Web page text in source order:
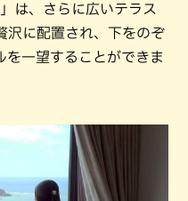
は、さらに広いテラス
沢に配置され、下をのぞ
を一望することができま